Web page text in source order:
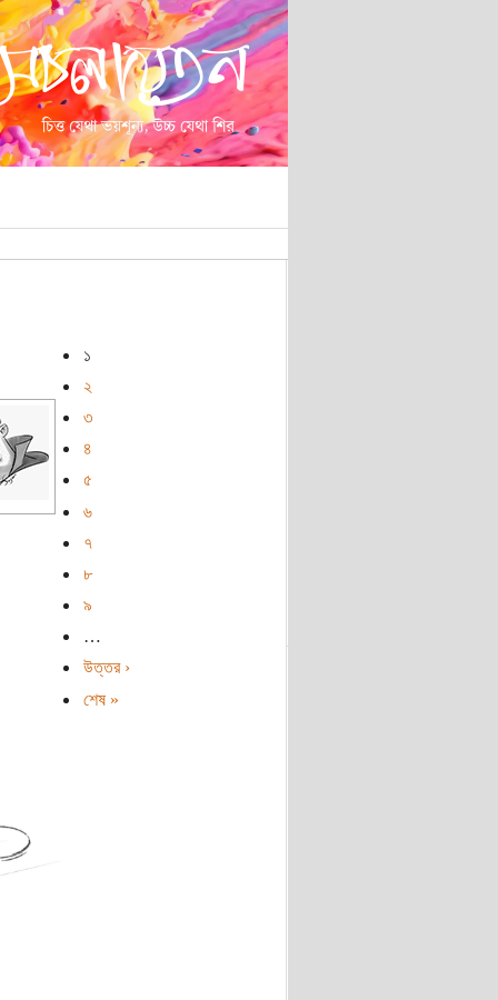
১
২
৩
৪
৫
৬
৭
৮
৯
…
উত্তর ›
শেষ »